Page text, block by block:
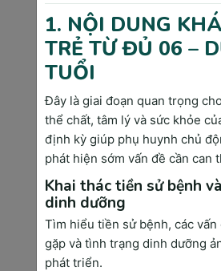
Những điều cần làm trong
thứ hai (13-26 tuần)
am cá nguyệt thứ hai, thường
đoạn vàng” của thai kỳ, là thời
cảm thấy dễ chịu hơn và thai
mạnh mẽ, và đây cũng là giai
để theo dõi sát sao sức khỏe
đồng thời chuẩn bị những
thai kỳ diễn ra an toàn.
Dưới đây là những việc mẹ
trong giai đoạn này:
●
Tuần 13 đến tuần 20:
1. NỘI DUNG
TRẺ TỪ ĐỦ 06 –
TUỔI
Đây là giai đoạn quan trọng
thể chất, tâm lý và sức khỏe
định kỳ giúp phụ huynh chủ
phát hiện sớm vấn đề cần can
Khai thác tiền sử bệnh
dinh dưỡng
Tìm hiểu tiền sử bệnh, các vấn
gặp và tình trạng dinh dưỡng
phát triển.